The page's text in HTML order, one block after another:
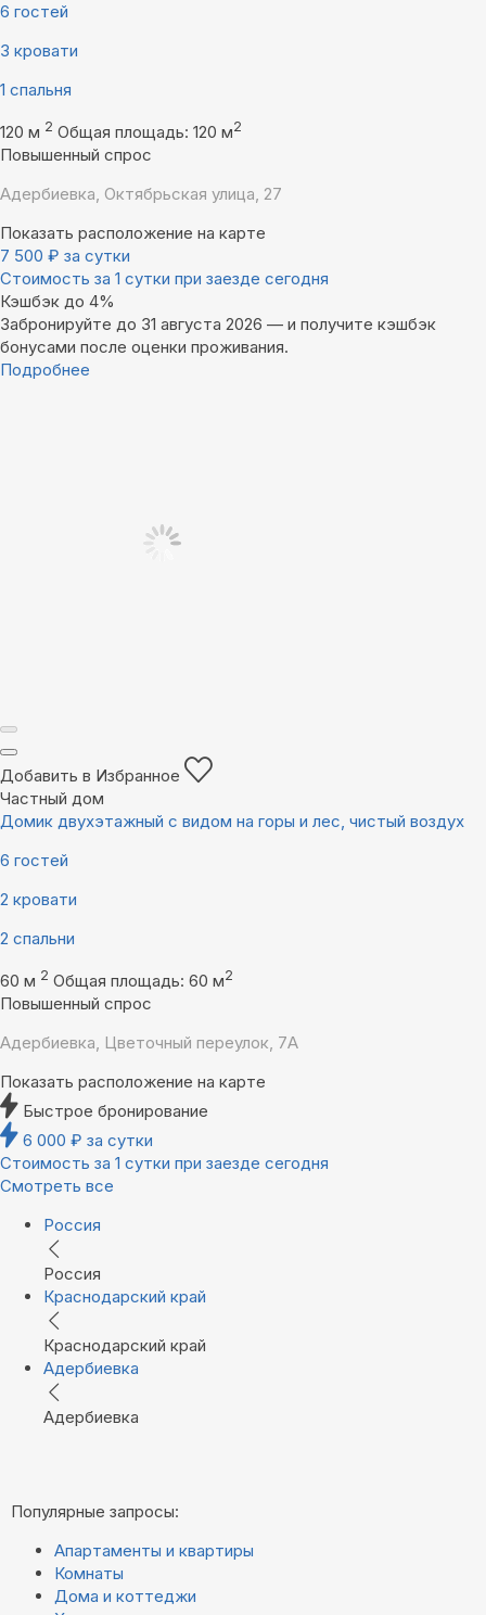
6 гостей
3 кровати
1 спальня
120 м 2 Общая площадь: 120 м2
Повышенный спрос
Адербиевка, Октябрьская улица, 27
Показать расположение на карте
7 500 ₽ за сутки
Стоимость за 1 сутки при заезде сегодня
Кэшбэк до 4%
Забронируйте до 31 августа 2026 — и получите кэшбэк
бонусами после оценки проживания.
Подробнее
Добавить в Избранное
Частный дом
Домик двухэтажный с видом на горы и лес, чистый воздух
6 гостей
2 кровати
2 спальни
60 м 2 Общая площадь: 60 м2
Повышенный спрос
Адербиевка, Цветочный переулок, 7А
Показать расположение на карте
Быстрое бронирование
6 000 ₽ за сутки
Стоимость за 1 сутки при заезде сегодня
Смотреть все
Россия
Россия
Краснодарский край
Краснодарский край
Адербиевка
Адербиевка
Популярные запросы:
Апартаменты и квартиры
Комнаты
Дома и коттеджи